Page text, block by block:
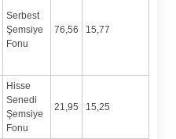
Serbest
Şemsiye
Fonu
76,56 15,77
Hisse
Senedi
Şemsiye
Fonu
21,95 15,25